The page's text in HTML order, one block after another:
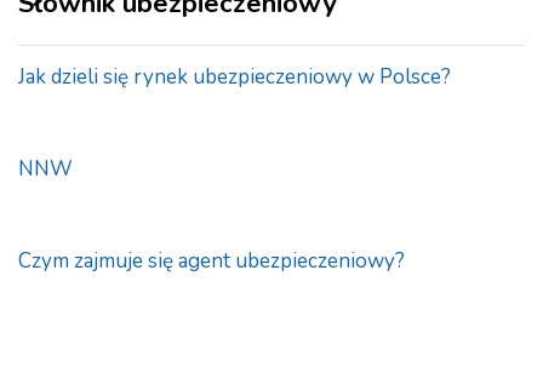
Jak dzieli się rynek ubezpieczeniowy w Polsce?
NNW
Czym zajmuje się agent ubezpieczeniowy?